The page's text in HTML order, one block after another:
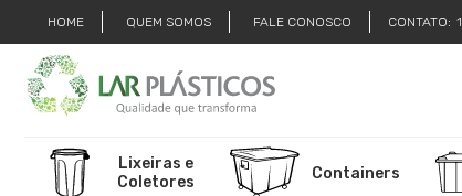
HOME QUEM SOMOS FALE CONOSCO CONTATO:
Lixeiras e
Coletores
Containers